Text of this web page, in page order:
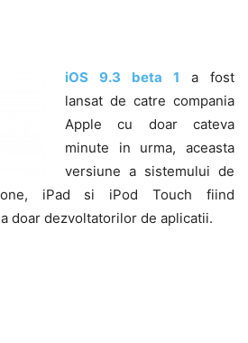
iOS 9.3 beta 1 a fost
lansat de catre compania
Apple cu doar cateva
minute in urma, aceasta
versiune a sistemului de
iPad si iPod Touch fiind
doar dezvoltatorilor de aplicatii.